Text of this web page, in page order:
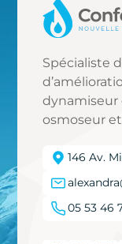
Spécialiste
dynamiseur
osmoseur
146 Av.
05 53 46